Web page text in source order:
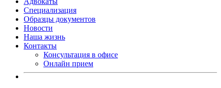
Специализация
Образцы документов
Новости
Наша жизнь
Контакты
Консультация в офисе
Онлайн прием